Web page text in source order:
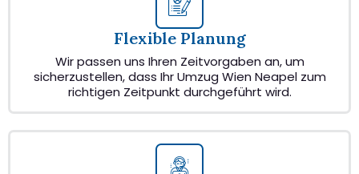
Flexible Planung
Wir passen uns Ihren Zeitvorgaben an, um
sicherzustellen, dass Ihr Umzug Wien Neapel zum
richtigen Zeitpunkt durchgeführt wird.